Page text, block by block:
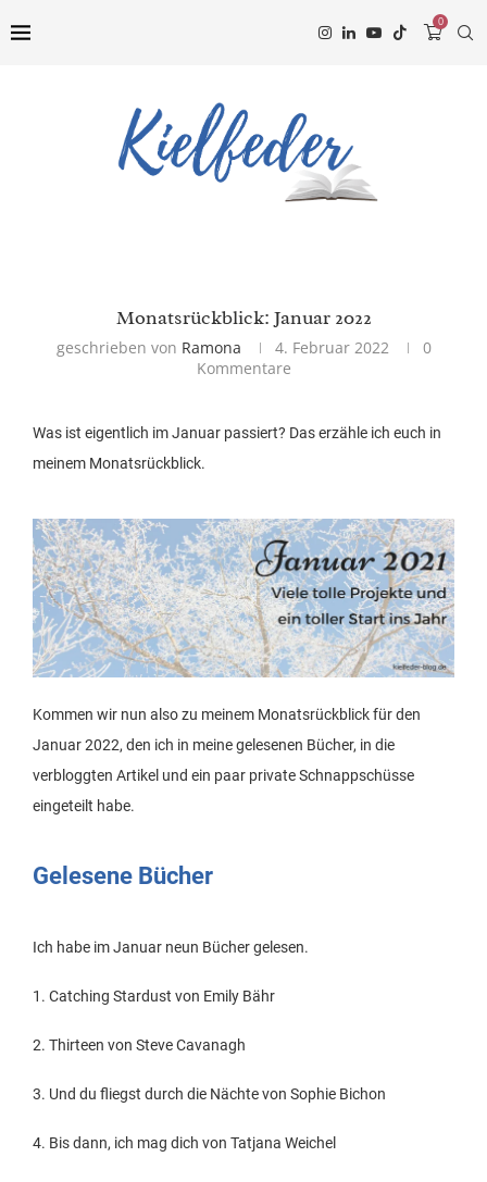
0
Monatsrückblick: Januar 2022
geschrieben von Ramona 4. Februar 2022
0
Kommentare
Was ist eigentlich im Januar passiert? Das erzähle ich euch in
meinem Monatsrückblick.
Kommen wir nun also zu meinem Monatsrückblick für den
Januar 2022, den ich in meine gelesenen Bücher, in die
verbloggten Artikel und ein paar private Schnappschüsse
eingeteilt habe.
Gelesene Bücher
Ich habe im Januar neun Bücher gelesen.
1. Catching Stardust von Emily Bähr
2. Thirteen von Steve Cavanagh
3. Und du fliegst durch die Nächte von Sophie Bichon
4. Bis dann, ich mag dich von Tatjana Weichel